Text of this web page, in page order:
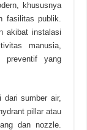
khususnya
fasilitas publik.
akibat instalasi
manusia,
preventif yang
dari sumber air,
pillar atau
dan nozzle.